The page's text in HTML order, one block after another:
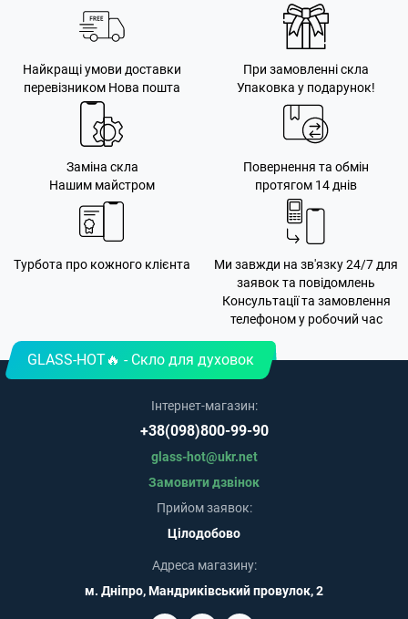
Найкращі умови доставки
перевізником Нова пошта
При замовленні скла
Упаковка у подарунок!
Заміна скла
Нашим майстром
Повернення та обмін
протягом 14 днів
Турбота про кожного клієнта
Ми завжди на зв'язку 24/7 для
заявок та повідомлень
Консультації та замовлення
телефоном у робочий час
GLASS-HOT🔥 - Скло для духовок
Інтернет-магазин:
+38(098)800-99-90
glass-hot@ukr.net
Замовити дзвінок
Прийом заявок:
Цілодобово
Адреса магазину:
м. Дніпро, Мандриківський провулок, 2